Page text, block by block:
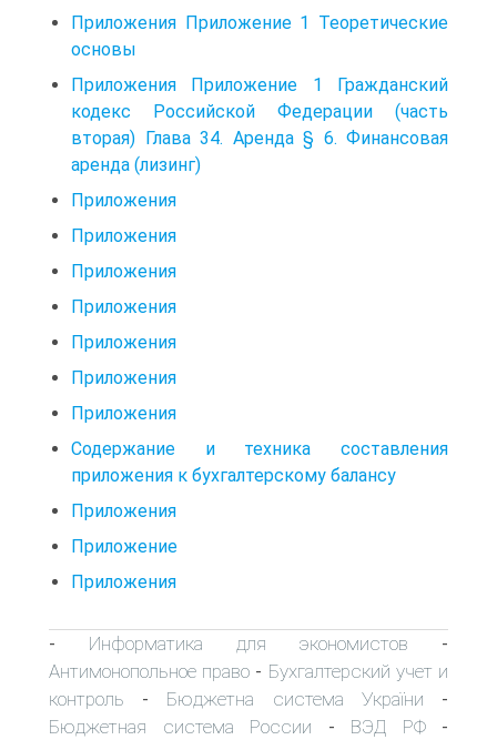
Приложения Приложение 1 Теоретические
основы
Приложения Приложение 1 Гражданский
кодекс Российской Федерации (часть
вторая) Глава 34. Аренда § 6. Финансовая
аренда (лизинг)
Приложения
Приложения
Приложения
Приложения
Приложения
Приложения
Приложения
Содержание и техника составления
приложения к бухгалтерскому балансу
Приложения
Приложение
Приложения
- Информатика для экономистов -
Антимонопольное право - Бухгалтерский учет и
контроль - Бюджетна система України -
Бюджетная система России - ВЭД РФ-